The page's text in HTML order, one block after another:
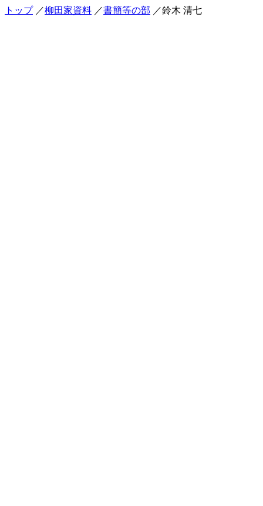
トップ ／柳田家資料 ／書簡等の部 ／鈴木 清七